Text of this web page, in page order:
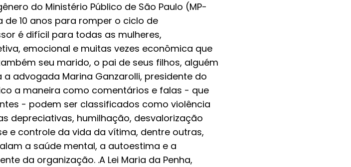
do Ministério Público de São Paulo (MP-
de 10 anos para romper o ciclo de
é difícil para todas as mulheres,
emocional e muitas vezes econômica que
seu marido, o pai de seus filhos, alguém
advogada Marina Ganzarolli, presidente do
a maneira como comentários e falas - que
- podem ser classificados como violência
depreciativas, humilhação, desvalorização
e controle da vida da vítima, dentre outras,
a saúde mental, a autoestima e a
da organização. .A Lei Maria da Penha,